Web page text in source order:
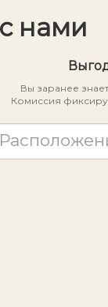
нами
Вы заранее
Комиссия